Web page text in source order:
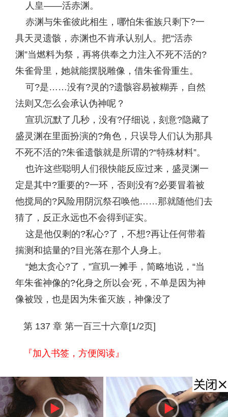
人皇——活赤渊。
赤渊与朱雀彼此相生，哪怕朱雀族只剩下?一
具天灵遗骸，赤渊也不肯承认别人。把“活赤
渊”当燃料为祭，再将供奉之力注入不死不活的?
朱雀骨里，她就能摆脱雕像，借朱雀骨重生。
可?是……没有?灵的?遗骸容易被糊弄，自然
法则又怎么会承认伪神呢？
宣玑沉默了几秒，没有?仔细说，刻意?隐藏了
盛灵渊在里面扮演的?角色，只误导人们认为那具
不死不活的?朱雀遗骸就是所谓的?“特殊材料”。
也许这些聪明人们很快能反应过来，盛灵渊一
定是其中?重要的?一环，否则没有?必要冒着被
他搅局的?风险用阴沉祭召唤他……那就随他们去
猜了，反正永远也不会得到证实。
这是他仅剩的?私心?了，不想?再让任何带着
揣测和掂量的?目光落在那个人身上。
“她太贪心?了，”宣玑一摊手，简略地说，“当
年朱雀神像的?化身之所以会‘死，不单是因为神
像被毁，也是因为朱雀灭族，神像没了
第 137 章 第一百三十六章[1/2页]
『加入书签，方便阅读』